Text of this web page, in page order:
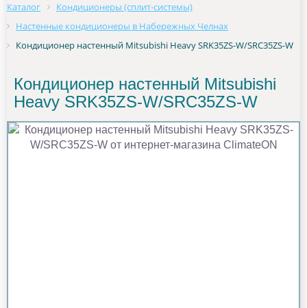
Каталог
Кондиционеры (сплит-системы)
Настенные кондиционеры в Набережных Челнах
Кондиционер настенный Mitsubishi Heavy SRK35ZS-W/SRC35ZS-W
Кондиционер настенный Mitsubishi
Heavy SRK35ZS-W/SRC35ZS-W